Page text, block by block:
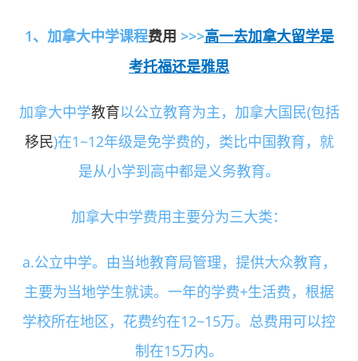
1、加拿大中学课程费用 >>>高一去加拿大留学是
考托福还是雅思
加拿大中学教育以公立教育为主，加拿大国民(包括
移民)在1~12年级是免学费的，类比中国教育，就
是从小学到高中都是义务教育。
加拿大中学费用主要分为三大类：
a.公立中学。由当地教育局管理，提供大众教育，
主要为当地学生就读。一年的学费+生活费，根据
学校所在地区，花费约在12~15万。总费用可以控
制在15万内。